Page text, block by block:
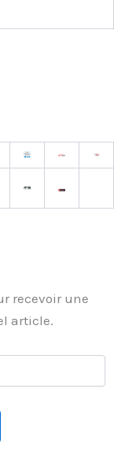
recevoir une
article.